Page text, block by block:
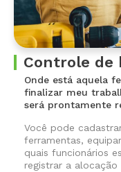
Controle de
Onde está aquela
finalizar meu
será prontamente
Você pode
ferramentas,
quais funcionários
registrar a